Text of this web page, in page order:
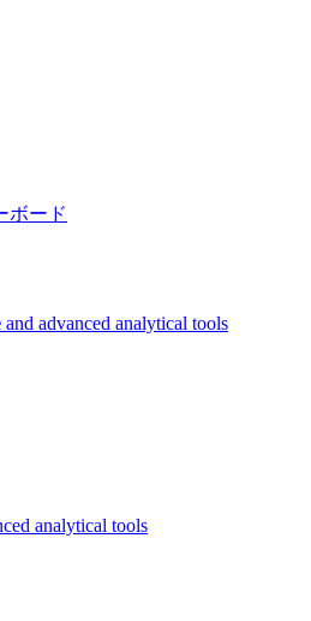
ボード
and advanced analytical tools
analytical tools